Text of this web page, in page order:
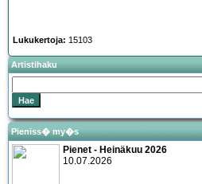
Lukukertoja: 15103
Artistihaku
Pieniss� my�s
Pienet - Heinäkuu 2026
10.07.2026